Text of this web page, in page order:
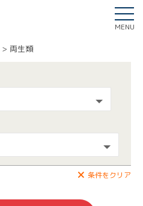
MENU
両生類
条件をクリア